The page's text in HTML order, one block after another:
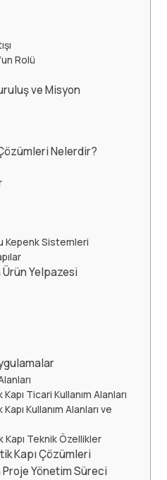
Rolü
ve Misyon
Nelerdir?
Kepenk Sistemleri
Ürün Yelpazesi
Ticari Kullanım Alanları
Kullanım Alanları ve
Teknik Özellikler
Kapı Çözümleri
Proje Yönetim Süreci